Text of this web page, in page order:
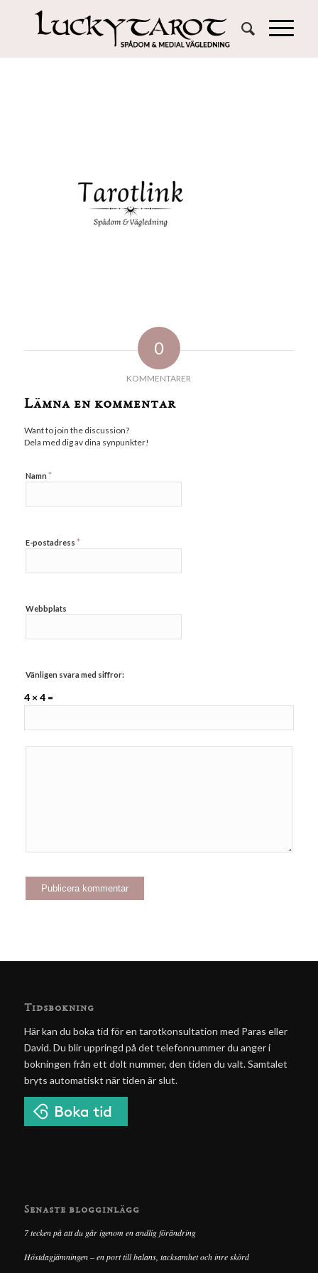
0
KOMMENTARER
Lämna en kommentar
Want to join the discussion?
Dela med dig av dina synpunkter!
Namn *
E-postadress *
Webbplats
Vänligen svara med siffror:
4 × 4 =
Tidsbokning
Här kan du boka tid för en tarotkonsultation med Paras eller
David. Du blir uppringd på det telefonnummer du anger i
bokningen från ett dolt nummer, den tiden du valt. Samtalet
bryts automatiskt när tiden är slut.
Senaste blogginlägg
7 tecken på att du går igenom en andlig förändring
Höstdagjämningen – en port till balans, tacksamhet och inre skörd